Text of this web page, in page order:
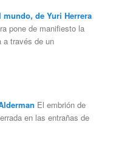
de Yuri Herrera
pone de manifiesto la
a través de un
El embrión de
en las entrañas de